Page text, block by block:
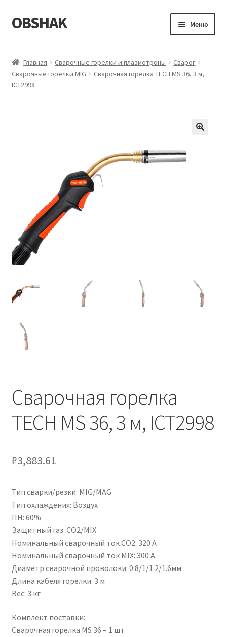
Перейти
к
Перейти
к
OBSHAK Меню
Категории
Оформление заказа
Пример страницы
Главная Сварочные горелки и плазмотроны
Сварог
Сварочные горелки MIG
Сварочная горелка TECH MS 36, 3 м,
ICT2998
Сварочная горелка
TECH MS 36, 3 м, ICT2998
₽3,883.61
Тип сварки/резки: MIG/MAG
Тип охлаждения: Воздух
ПН: 60%
Защитный газ: CO2/MIX
Номинальный сварочный ток CO2: 320 А
Номинальный сварочный ток MIX: 300 А
Диаметр сварочной проволоки: 0.8/1/1.2/1.6мм
Длина кабеля горелки: 3 м
Вес: 3 кг
Комплект поставки:
Сварочная горелка MS 36 – 1 шт